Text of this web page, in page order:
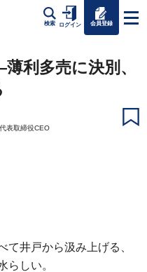
検索 ログイン 会員登録
利多売に決別、
表取締役CEO
て井戸から汲み上げる、
らしい。